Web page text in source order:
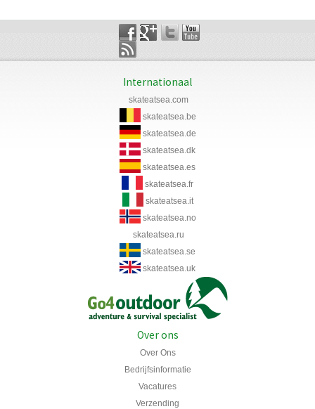
Internationaal
skateatsea.com
skateatsea.be
skateatsea.de
skateatsea.dk
skateatsea.es
skateatsea.fr
skateatsea.it
skateatsea.no
skateatsea.ru
skateatsea.se
skateatsea.uk
Over ons
Over Ons
Bedrijfsinformatie
Vacatures
Verzending